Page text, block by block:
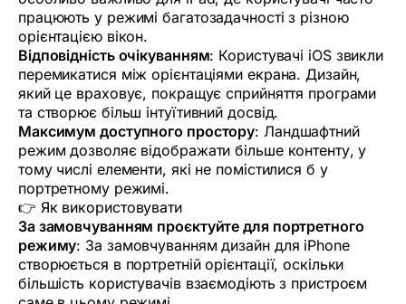
працюють у режимі багатозадачності з різною
орієнтацією вікон.
Відповідність очікуванням: Користувачі iOS звикли
перемикатися між орієнтаціями екрана. Дизайн,
який це враховує, покращує сприйняття програми
та створює більш інтуїтивний досвід.
Максимум доступного простору: Ландшафтний
режим дозволяє відображати більше контенту, у
тому числі елементи, які не помістилися б у
портретному режимі.
👉 Як використовувати
За замовчуванням проєктуйте для портретного
режиму: За замовчуванням дизайн для iPhone
створюється в портретній орієнтації, оскільки
більшість користувачів взаємодіють з пристроєм